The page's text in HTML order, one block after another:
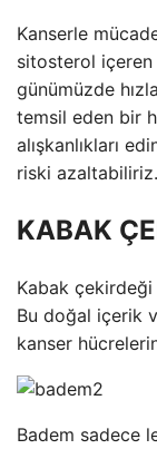
Kanserle
sitosterol içeren
günümüzde
temsil eden bir
alışkanlıkları
riski azaltabiliriz.
KABAK
Kabak
Bu doğal içerik
kanser
Badem sadece